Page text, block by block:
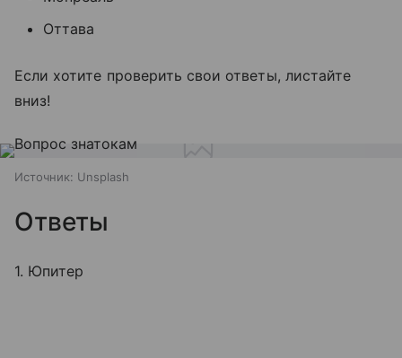
Оттава
Если хотите проверить свои ответы, листайте
вниз!
Источник: Unsplash
Ответы
1. Юпитер